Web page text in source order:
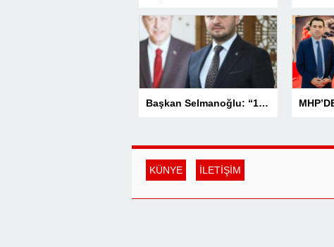
Başkan Selmanoğlu: “15 Temmuz, Milletimizin Yazdığı En Büyük Demokrasi Destanlarından Biridir”
KÜNYE İLETİŞİM